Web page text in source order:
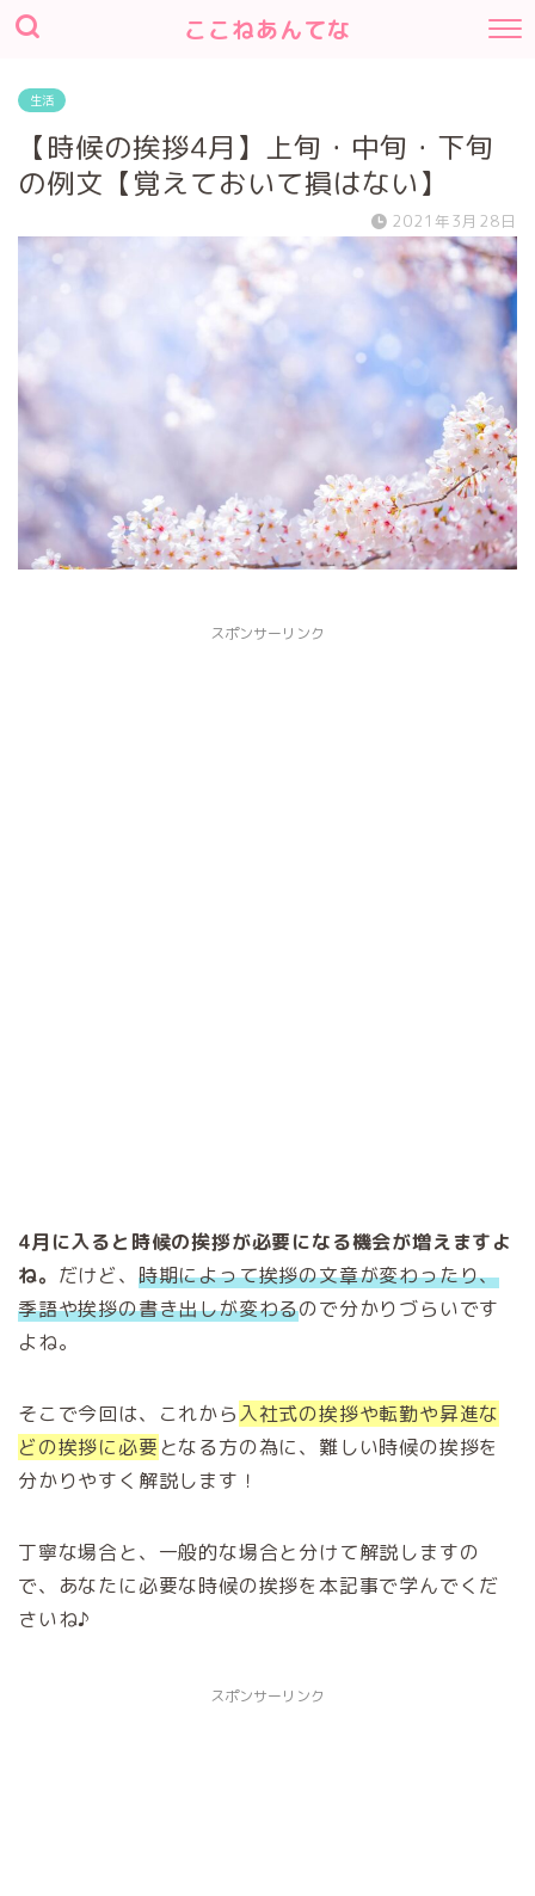
ここねあんてな
生活
【時候の挨拶4月】上旬・中旬・下旬
の例文【覚えておいて損はない】
2021年3月28日
スポンサーリンク
4月に入ると時候の挨拶が必要になる機会が増えますよ
ね。 だけど、 時期によって挨拶の文章が変わったり、
季語や挨拶の書き出しが変わるので分かりづらいです
よね。
そこで今回は、これから入社式の挨拶や転勤や昇進な
どの挨拶に必要となる方の為に、難しい時候の挨拶を
分かりやすく解説します！
丁寧な場合と、一般的な場合と分けて解説しますの
で、あなたに必要な時候の挨拶を本記事で学んでくだ
さいね♪
スポンサーリンク